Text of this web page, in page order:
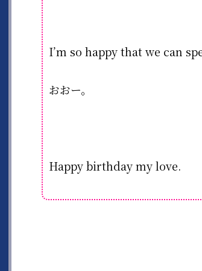
I’m so happy that we can
おおー。
Happy birthday my love.